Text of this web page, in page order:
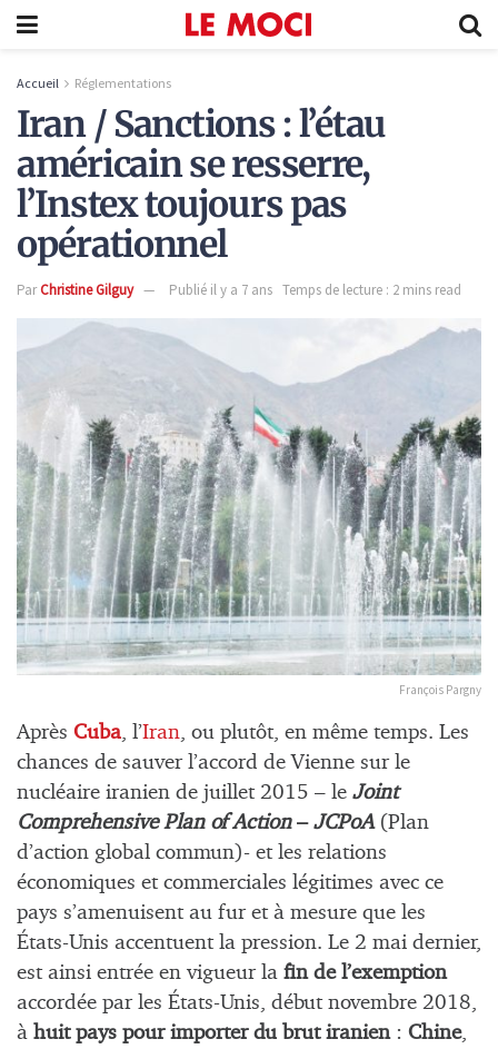
Accueil Réglementations
Iran / Sanctions : l’étau
américain se resserre,
l’Instex toujours pas
opérationnel
ParChristine Gilguy Publié il y a 7 ans Temps de lecture : 2 mins read
François Pargny
Après Cuba, l’Iran, ou plutôt, en même temps. Les
chances de sauver l’accord de Vienne sur le
nucléaire iranien de juillet 2015 – le Joint
Comprehensive Plan of Action– JCPoA (Plan
d’action global commun)- et les relations
économiques et commerciales légitimes avec ce
pays s’amenuisent au fur et à mesure que les
États-Unis accentuent la pression. Le 2 mai dernier,
est ainsi entrée en vigueur la fin de l’exemption
accordée par les États-Unis, début novembre 2018,
à huit pays pour importer du brut iranien: Chine,